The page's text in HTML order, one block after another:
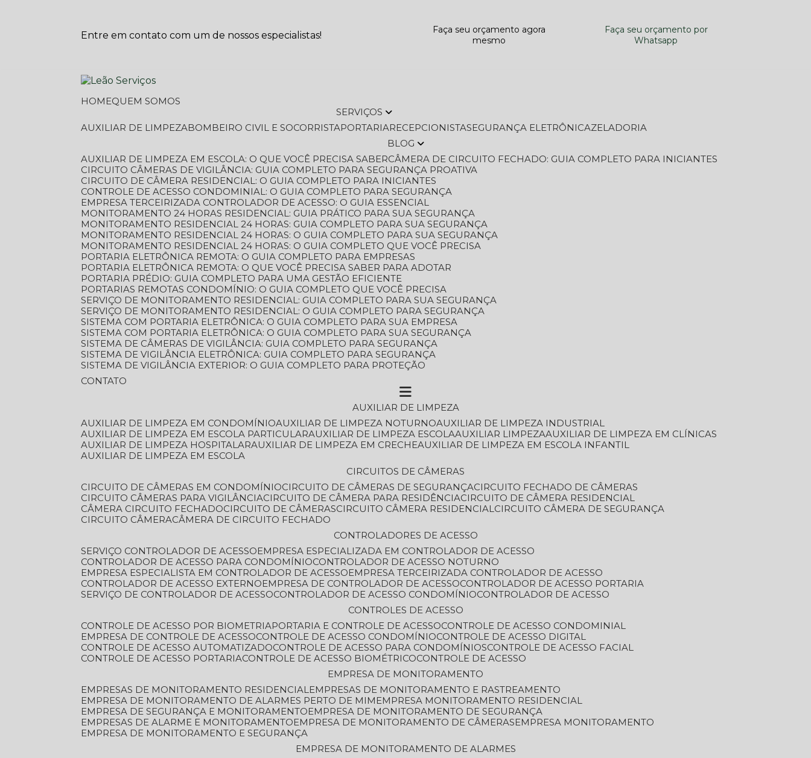
Entre em contato com um de nossos especialistas!
Faça seu orçamento agora
mesmo
Faça seu orçamento por
Whatsapp
HOME
QUEM SOMOS
SERVIÇOS
AUXILIAR DE LIMPEZA
BOMBEIRO CIVIL E SOCORRISTA PORTARIA RECEPCIONISTA SEGURANÇA ELETRÔNICA
ZELADORIA
BLOG
AUXILIAR DE LIMPEZA EM ESCOLA: O QUE VOCÊ PRECISA SABER
CÂMERA DE CIRCUITO FECHADO: GUIA COMPLETO PARA INICIANTES
CIRCUITO CÂMERAS DE VIGILÂNCIA: GUIA COMPLETO PARA SEGURANÇA PROATIVA
CIRCUITO DE CÂMERA RESIDENCIAL: O GUIA COMPLETO PARA INICIANTES
CONTROLE DE ACESSO CONDOMINIAL: O GUIA COMPLETO PARA SEGURANÇA
EMPRESA TERCEIRIZADA CONTROLADOR DE ACESSO: O GUIA ESSENCIAL
MONITORAMENTO 24 HORAS RESIDENCIAL: GUIA PRÁTICO PARA SUA SEGURANÇA
MONITORAMENTO RESIDENCIAL 24 HORAS: GUIA COMPLETO PARA SUA SEGURANÇA
MONITORAMENTO RESIDENCIAL 24 HORAS: O GUIA COMPLETO PARA SUA SEGURANÇA
MONITORAMENTO RESIDENCIAL 24 HORAS: O GUIA COMPLETO QUE VOCÊ PRECISA
PORTARIA ELETRÔNICA REMOTA: O GUIA COMPLETO PARA EMPRESAS
PORTARIA ELETRÔNICA REMOTA: O QUE VOCÊ PRECISA SABER PARA ADOTAR
PORTARIA PRÉDIO: GUIA COMPLETO PARA UMA GESTÃO EFICIENTE
PORTARIAS REMOTAS CONDOMÍNIO: O GUIA COMPLETO QUE VOCÊ PRECISA
SERVIÇO DE MONITORAMENTO RESIDENCIAL: GUIA COMPLETO PARA SUA SEGURANÇA
SERVIÇO DE MONITORAMENTO RESIDENCIAL: O GUIA COMPLETO PARA SEGURANÇA
SISTEMA COM PORTARIA ELETRÔNICA: O GUIA COMPLETO PARA SUA EMPRESA
SISTEMA COM PORTARIA ELETRÔNICA: O GUIA COMPLETO PARA SUA SEGURANÇA
SISTEMA DE CÂMERAS DE VIGILÂNCIA: GUIA COMPLETO PARA SEGURANÇA
SISTEMA DE VIGILÂNCIA ELETRÔNICA: GUIA COMPLETO PARA SEGURANÇA
SISTEMA DE VIGILÂNCIA EXTERIOR: O GUIA COMPLETO PARA PROTEÇÃO
CONTATO
AUXILIAR DE LIMPEZA
AUXILIAR DE LIMPEZA EM CONDOMÍNIO
AUXILIAR DE LIMPEZA NOTURNO
AUXILIAR DE LIMPEZA INDUSTRIAL
AUXILIAR DE LIMPEZA EM ESCOLA PARTICULAR
AUXILIAR DE LIMPEZA ESCOLA AUXILIAR LIMPEZA
AUXILIAR DE LIMPEZA EM CLÍNICAS
AUXILIAR DE LIMPEZA HOSPITALAR
AUXILIAR DE LIMPEZA EM CRECHE
AUXILIAR DE LIMPEZA EM ESCOLA INFANTIL
AUXILIAR DE LIMPEZA EM ESCOLA
CIRCUITOS DE CÂMERAS
CIRCUITO DE CÂMERAS EM CONDOMÍNIO
CIRCUITO DE CÂMERAS DE SEGURANÇA
CIRCUITO FECHADO DE CÂMERAS
CIRCUITO CÂMERAS PARA VIGILÂNCIA
CIRCUITO DE CÂMERA PARA RESIDÊNCIA
CIRCUITO DE CÂMERA RESIDENCIAL
CÂMERA CIRCUITO FECHADO
CIRCUITO DE CÂMERAS CIRCUITO CÂMERA RESIDENCIAL
CIRCUITO CÂMERA DE SEGURANÇA
CIRCUITO CÂMERA
CÂMERA DE CIRCUITO FECHADO
CONTROLADORES DE ACESSO
SERVIÇO CONTROLADOR DE ACESSO
EMPRESA ESPECIALIZADA EM CONTROLADOR DE ACESSO
CONTROLADOR DE ACESSO PARA CONDOMÍNIO
CONTROLADOR DE ACESSO NOTURNO
EMPRESA ESPECIALISTA EM CONTROLADOR DE ACESSO
EMPRESA TERCEIRIZADA CONTROLADOR DE ACESSO
CONTROLADOR DE ACESSO EXTERNO
EMPRESA DE CONTROLADOR DE ACESSO
CONTROLADOR DE ACESSO PORTARIA
SERVIÇO DE CONTROLADOR DE ACESSO
CONTROLADOR DE ACESSO CONDOMÍNIO
CONTROLADOR DE ACESSO
CONTROLES DE ACESSO
CONTROLE DE ACESSO POR BIOMETRIA
PORTARIA E CONTROLE DE ACESSO
CONTROLE DE ACESSO CONDOMINIAL
EMPRESA DE CONTROLE DE ACESSO
CONTROLE DE ACESSO CONDOMÍNIO
CONTROLE DE ACESSO DIGITAL
CONTROLE DE ACESSO AUTOMATIZADO
CONTROLE DE ACESSO PARA CONDOMÍNIOS
CONTROLE DE ACESSO FACIAL
CONTROLE DE ACESSO PORTARIA CONTROLE DE ACESSO BIOMÉTRICO
CONTROLE DE ACESSO
EMPRESA DE MONITORAMENTO
EMPRESAS DE MONITORAMENTO RESIDENCIAL
EMPRESAS DE MONITORAMENTO E RASTREAMENTO
EMPRESA DE MONITORAMENTO DE ALARMES PERTO DE MIM
EMPRESA MONITORAMENTO RESIDENCIAL
EMPRESA DE SEGURANÇA E MONITORAMENTO
EMPRESA DE MONITORAMENTO DE SEGURANÇA
EMPRESAS DE ALARME E MONITORAMENTO
EMPRESA DE MONITORAMENTO DE CÂMERAS
EMPRESA MONITORAMENTO
EMPRESA DE MONITORAMENTO E SEGURANÇA
EMPRESA DE MONITORAMENTO DE ALARMES